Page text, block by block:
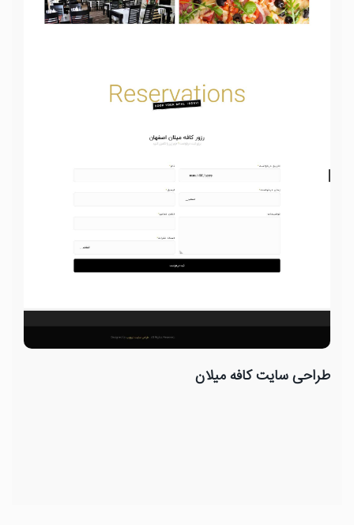
طراحی سایت کافه میلان